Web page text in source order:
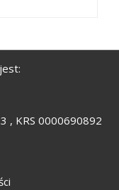
, KRS 0000690892